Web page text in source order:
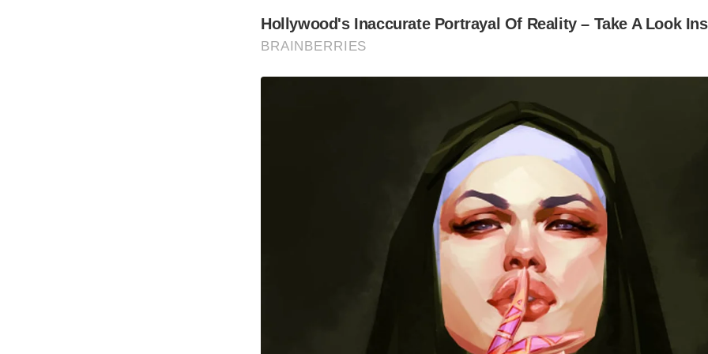
Hollywood's Inaccurate Portrayal Of Reality – Take A Look
BRAINBERRIES